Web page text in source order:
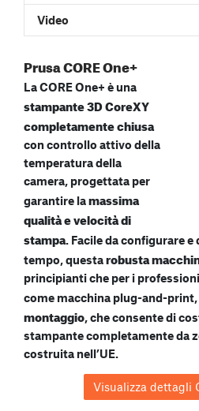
Video
Prusa CORE One+
La CORE One+ è una
stampante 3D CoreXY
completamente chiusa
con controllo attivo della
temperatura della
camera, progettata per
garantire lamassima
qualità e velocità di
stampa. Facile da configurare
tempo, questarobusta
principianti che per i
come macchina plug-and-print,
montaggio, che consente di
stampante completamente da
costruita nell’UE.
Visualizza dettagli